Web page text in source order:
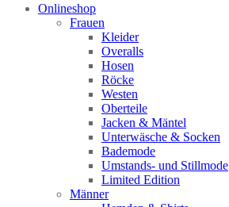
Onlineshop
Frauen
Kleider
Overalls
Hosen
Röcke
Westen
Oberteile
Jacken & Mäntel
Unterwäsche & Socken
Bademode
Umstands- und Stillmode
Limited Edition
Männer